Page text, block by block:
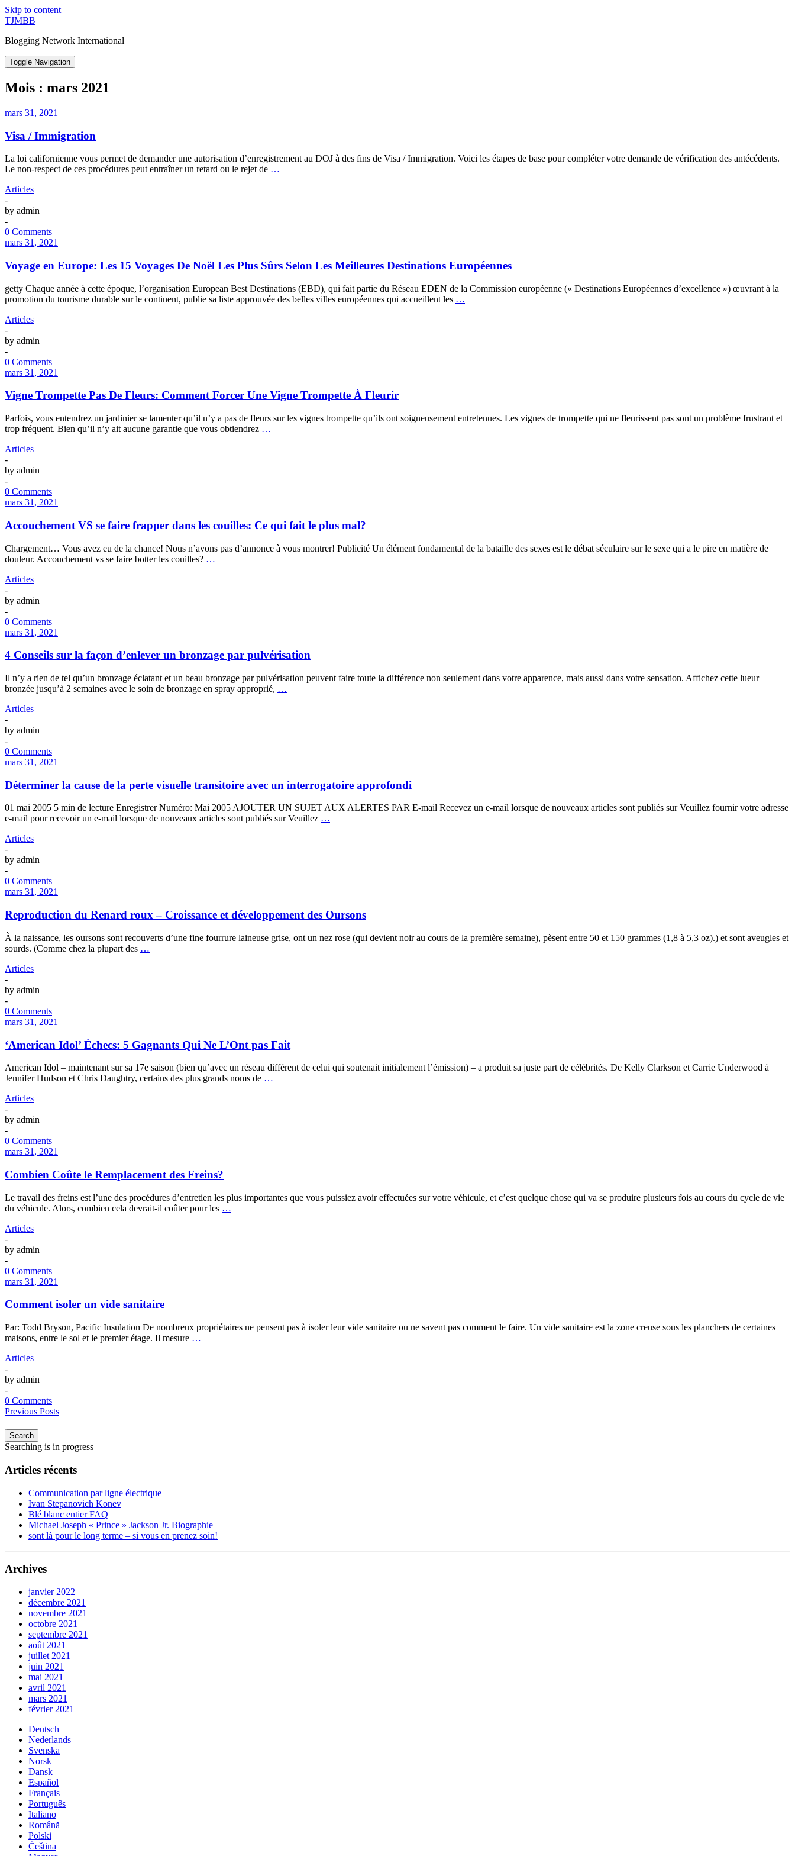
Skip to content
TJMBB
Blogging Network International
Toggle Navigation
Mois : mars 2021
mars 31, 2021
Visa / Immigration
La loi californienne vous permet de demander une autorisation d’enregistrement au DOJ à des fins de Visa / Immigration. Voici les étapes de base pour compléter votre demande de vérification des antécédents.
Le non-respect de ces procédures peut entraîner un retard ou le rejet de …
Articles
-
by admin
-
0 Comments
mars 31, 2021
Voyage en Europe: Les 15 Voyages De Noël Les Plus Sûrs Selon Les Meilleures Destinations Européennes
getty Chaque année à cette époque, l’organisation European Best Destinations (EBD), qui fait partie du Réseau EDEN de la Commission européenne (« Destinations Européennes d’excellence ») œuvrant à la
promotion du tourisme durable sur le continent, publie sa liste approuvée des belles villes européennes qui accueillent les …
Articles
-
by admin
-
0 Comments
mars 31, 2021
Vigne Trompette Pas De Fleurs: Comment Forcer Une Vigne Trompette À Fleurir
Parfois, vous entendrez un jardinier se lamenter qu’il n’y a pas de fleurs sur les vignes trompette qu’ils ont soigneusement entretenues. Les vignes de trompette qui ne fleurissent pas sont un problème frustrant et
trop fréquent. Bien qu’il n’y ait aucune garantie que vous obtiendrez …
Articles
-
by admin
-
0 Comments
mars 31, 2021
Accouchement VS se faire frapper dans les couilles: Ce qui fait le plus mal?
Chargement… Vous avez eu de la chance! Nous n’avons pas d’annonce à vous montrer! Publicité Un élément fondamental de la bataille des sexes est le débat séculaire sur le sexe qui a le pire en matière de
douleur. Accouchement vs se faire botter les couilles? …
Articles
-
by admin
-
0 Comments
mars 31, 2021
4 Conseils sur la façon d’enlever un bronzage par pulvérisation
Il n’y a rien de tel qu’un bronzage éclatant et un beau bronzage par pulvérisation peuvent faire toute la différence non seulement dans votre apparence, mais aussi dans votre sensation. Affichez cette lueur
bronzée jusqu’à 2 semaines avec le soin de bronzage en spray approprié, …
Articles
-
by admin
-
0 Comments
mars 31, 2021
Déterminer la cause de la perte visuelle transitoire avec un interrogatoire approfondi
01 mai 2005 5 min de lecture Enregistrer Numéro: Mai 2005 AJOUTER UN SUJET AUX ALERTES PAR E-mail Recevez un e-mail lorsque de nouveaux articles sont publiés sur Veuillez fournir votre adresse
e-mail pour recevoir un e-mail lorsque de nouveaux articles sont publiés sur Veuillez …
Articles
-
by admin
-
0 Comments
mars 31, 2021
Reproduction du Renard roux – Croissance et développement des Oursons
À la naissance, les oursons sont recouverts d’une fine fourrure laineuse grise, ont un nez rose (qui devient noir au cours de la première semaine), pèsent entre 50 et 150 grammes (1,8 à 5,3 oz).) et sont aveugles et
sourds. (Comme chez la plupart des …
Articles
-
by admin
-
0 Comments
mars 31, 2021
‘American Idol’ Échecs: 5 Gagnants Qui Ne L’Ont pas Fait
American Idol – maintenant sur sa 17e saison (bien qu’avec un réseau différent de celui qui soutenait initialement l’émission) – a produit sa juste part de célébrités. De Kelly Clarkson et Carrie Underwood à
Jennifer Hudson et Chris Daughtry, certains des plus grands noms de …
Articles
-
by admin
-
0 Comments
mars 31, 2021
Combien Coûte le Remplacement des Freins?
Le travail des freins est l’une des procédures d’entretien les plus importantes que vous puissiez avoir effectuées sur votre véhicule, et c’est quelque chose qui va se produire plusieurs fois au cours du cycle de vie
du véhicule. Alors, combien cela devrait-il coûter pour les …
Articles
-
by admin
-
0 Comments
mars 31, 2021
Comment isoler un vide sanitaire
Par: Todd Bryson, Pacific Insulation De nombreux propriétaires ne pensent pas à isoler leur vide sanitaire ou ne savent pas comment le faire. Un vide sanitaire est la zone creuse sous les planchers de certaines
maisons, entre le sol et le premier étage. Il mesure …
Articles
-
by admin
-
0 Comments
Previous Posts
Search
Searching is in progress
Articles récents
Communication par ligne électrique
Ivan Stepanovich Konev
Blé blanc entier FAQ
Michael Joseph « Prince » Jackson Jr. Biographie
sont là pour le long terme – si vous en prenez soin!
Archives
janvier 2022
décembre 2021
novembre 2021
octobre 2021
septembre 2021
août 2021
juillet 2021
juin 2021
mai 2021
avril 2021
mars 2021
février 2021
Deutsch
Nederlands
Svenska
Norsk
Dansk
Español
Français
Português
Italiano
Română
Polski
Čeština